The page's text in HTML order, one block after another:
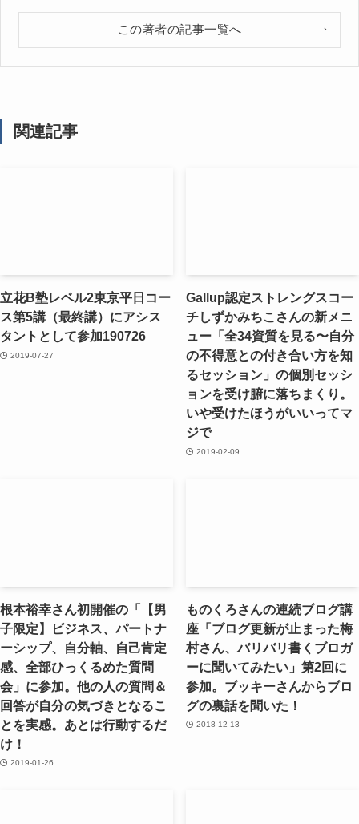
この著者の記事一覧へ
関連記事
立花B塾レベル2東京平日コー
ス第5講（最終講）にアシス
タントとして参加190726
2019-07-27
Gallup認定ストレングスコー
チしずかみちこさんの新メニ
ュー「全34資質を見る〜自分
の不得意との付き合い方を知
るセッション」の個別セッシ
ョンを受け腑に落ちまくり。
いや受けたほうがいいってマ
ジで
2019-02-09
根本裕幸さん初開催の「【男
子限定】ビジネス、パートナ
ーシップ、自分軸、自己肯定
感、全部ひっくるめた質問
会」に参加。他の人の質問＆
回答が自分の気づきとなるこ
とを実感。あとは行動するだ
け！
2019-01-26
ものくろさんの連続ブログ講
座「ブログ更新が止まった梅
村さん、バリバリ書くブロガ
ーに聞いてみたい」第2回に
参加。ブッキーさんからブロ
グの裏話を聞いた！
2018-12-13